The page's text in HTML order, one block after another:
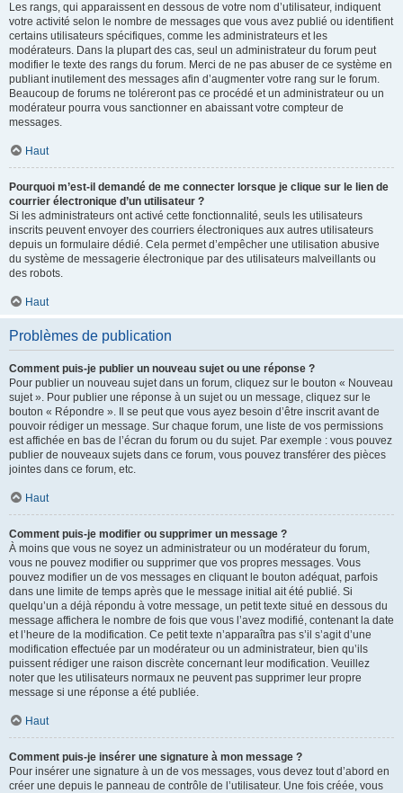
Les rangs, qui apparaissent en dessous de votre nom d’utilisateur, indiquent
votre activité selon le nombre de messages que vous avez publié ou identifient
certains utilisateurs spécifiques, comme les administrateurs et les
modérateurs. Dans la plupart des cas, seul un administrateur du forum peut
modifier le texte des rangs du forum. Merci de ne pas abuser de ce système en
publiant inutilement des messages afin d’augmenter votre rang sur le forum.
Beaucoup de forums ne toléreront pas ce procédé et un administrateur ou un
modérateur pourra vous sanctionner en abaissant votre compteur de
messages.
Haut
Pourquoi m’est-il demandé de me connecter lorsque je clique sur le lien de
courrier électronique d’un utilisateur ?
Si les administrateurs ont activé cette fonctionnalité, seuls les utilisateurs
inscrits peuvent envoyer des courriers électroniques aux autres utilisateurs
depuis un formulaire dédié. Cela permet d’empêcher une utilisation abusive
du système de messagerie électronique par des utilisateurs malveillants ou
des robots.
Haut
Problèmes de publication
Comment puis-je publier un nouveau sujet ou une réponse ?
Pour publier un nouveau sujet dans un forum, cliquez sur le bouton « Nouveau
sujet ». Pour publier une réponse à un sujet ou un message, cliquez sur le
bouton « Répondre ». Il se peut que vous ayez besoin d’être inscrit avant de
pouvoir rédiger un message. Sur chaque forum, une liste de vos permissions
est affichée en bas de l’écran du forum ou du sujet. Par exemple : vous pouvez
publier de nouveaux sujets dans ce forum, vous pouvez transférer des pièces
jointes dans ce forum, etc.
Haut
Comment puis-je modifier ou supprimer un message ?
À moins que vous ne soyez un administrateur ou un modérateur du forum,
vous ne pouvez modifier ou supprimer que vos propres messages. Vous
pouvez modifier un de vos messages en cliquant le bouton adéquat, parfois
dans une limite de temps après que le message initial ait été publié. Si
quelqu’un a déjà répondu à votre message, un petit texte situé en dessous du
message affichera le nombre de fois que vous l’avez modifié, contenant la date
et l’heure de la modification. Ce petit texte n’apparaîtra pas s’il s’agit d’une
modification effectuée par un modérateur ou un administrateur, bien qu’ils
puissent rédiger une raison discrète concernant leur modification. Veuillez
noter que les utilisateurs normaux ne peuvent pas supprimer leur propre
message si une réponse a été publiée.
Haut
Comment puis-je insérer une signature à mon message ?
Pour insérer une signature à un de vos messages, vous devez tout d’abord en
créer une depuis le panneau de contrôle de l’utilisateur. Une fois créée, vous